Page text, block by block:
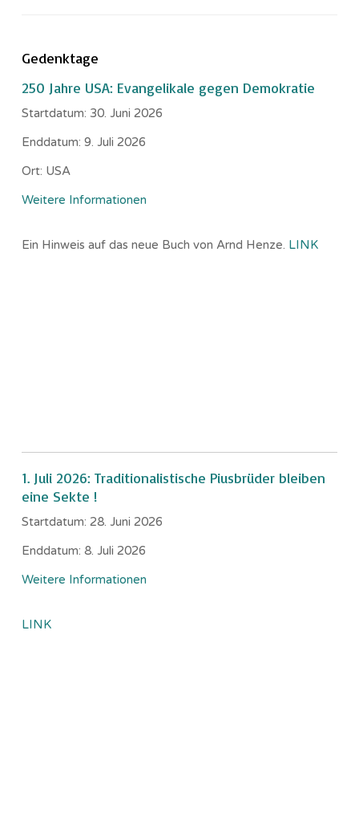
Gedenktage
250 Jahre USA: Evangelikale gegen Demokratie
Startdatum: 30. Juni 2026
Enddatum: 9. Juli 2026
Ort: USA
Weitere Informationen
Ein Hinweis auf das neue Buch von Arnd Henze. LINK
1. Juli 2026: Traditionalistische Piusbrüder bleiben
eine Sekte !
Startdatum: 28. Juni 2026
Enddatum: 8. Juli 2026
Weitere Informationen
LINK